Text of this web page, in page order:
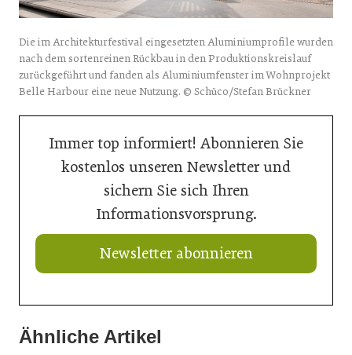
Die im Architekturfestival eingesetzten Aluminiumprofile wurden
nach dem sortenreinen Rückbau in den Produktionskreislauf
zurückgeführt und fanden als Aluminiumfenster im Wohnprojekt
Belle Harbour eine neue Nutzung. © Schüco/Stefan Brückner
Immer top informiert! Abonnieren Sie
kostenlos unseren Newsletter und
sichern Sie sich Ihren
Informationsvorsprung.
Newsletter abonnieren
Ähnliche Artikel
13. Juli 2026